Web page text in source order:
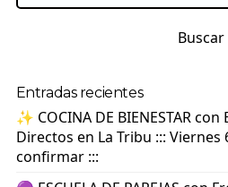
Buscar
Entradas recientes
✨ COCINA DE BIENESTAR
Directos en La Tribu :::
confirmar :::